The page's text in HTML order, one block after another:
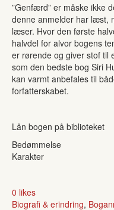
”Genfærd” er måske ikke
denne anmelder har læst,
læser. Hvor den første
halvdel for alvor bogens
er rørende og giver stof til
som den bedste bog Siri
kan varmt anbefales til
forfatterskabet.
Lån bogen på biblioteket
Bedømmelse
Karakter
0 likes
Biografi & erindring,